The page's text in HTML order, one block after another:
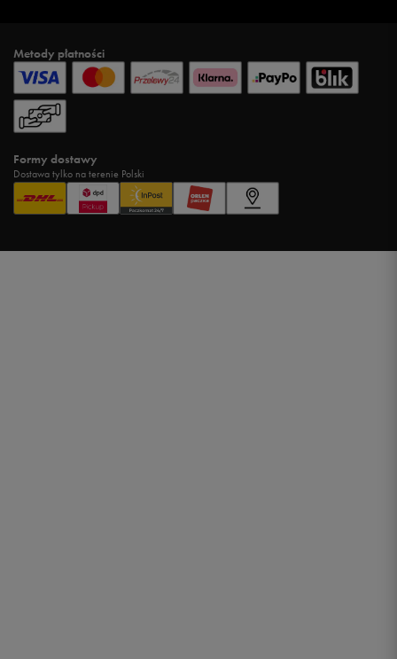
Metody płatności
Formy dostawy
Dostawa tylko na terenie Polski